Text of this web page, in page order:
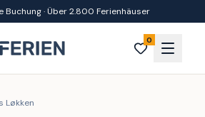
Buchung · Über 2.800 Ferienhäuser
0
Løkken